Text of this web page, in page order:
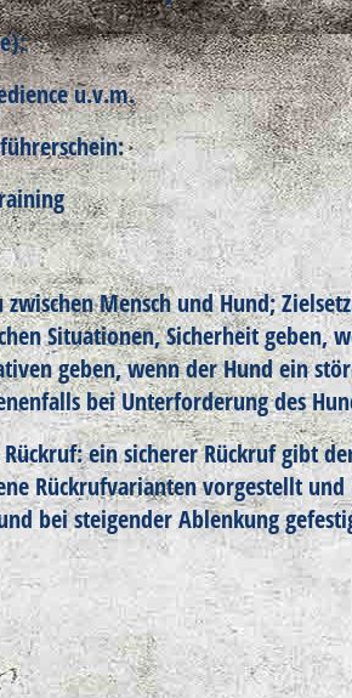
u.v.m.
Mensch und Hund;
Situationen, Sicherheit geben,
geben, wenn der Hund ein
bei Unterforderung des
ein sicherer Rückruf gibt
Rückrufvarianten vorgestellt
bei steigender Ablenkung